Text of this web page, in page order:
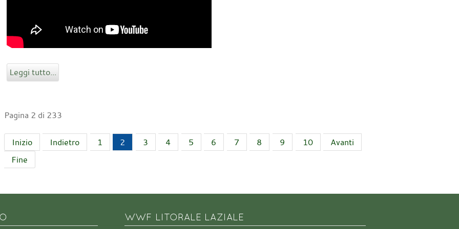
Leggi tutto...
Pagina 2 di 233
Inizio Indietro 1 2 3 4 5 6 7 8 9 10
Avanti
Fine
WWF LITORALE LAZIALE